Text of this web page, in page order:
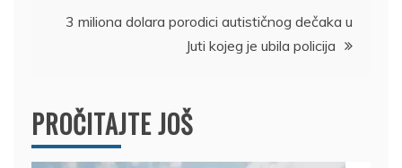
3 miliona dolara porodici autističnog dečaka u
Juti kojeg je ubila policija
PROČITAJTE JOŠ